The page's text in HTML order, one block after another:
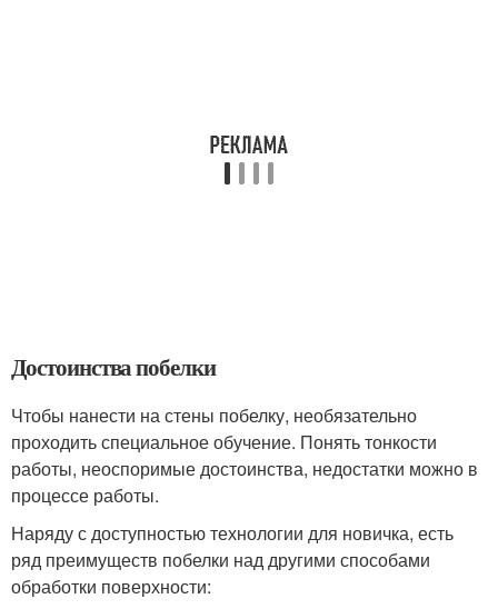
Достоинства побелки
Чтобы нанести на стены побелку, необязательно
проходить специальное обучение. Понять тонкости
работы, неоспоримые достоинства, недостатки можно в
процессе работы.
Наряду с доступностью технологии для новичка, есть
ряд преимуществ побелки над другими способами
обработки поверхности: